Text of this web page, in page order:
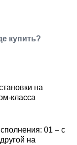
купить?
на
класса
01 – с
на